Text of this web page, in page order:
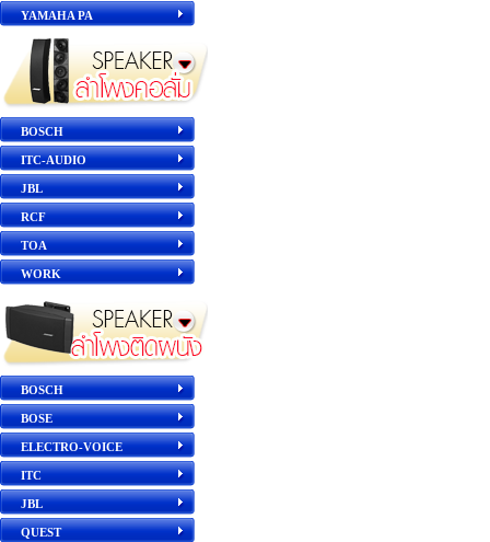
YAMAHA PA
BOSCH
ITC-AUDIO
JBL
RCF
TOA
WORK
BOSCH
BOSE
ELECTRO-VOICE
ITC
JBL
QUEST